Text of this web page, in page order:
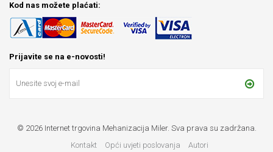
Kod nas možete plaćati:
Prijavite se na e-novosti!
© 2026 Internet trgovina Mehanizacija Miler. Sva prava su zadržana.
Kontakt
Opći uvjeti poslovanja Autori